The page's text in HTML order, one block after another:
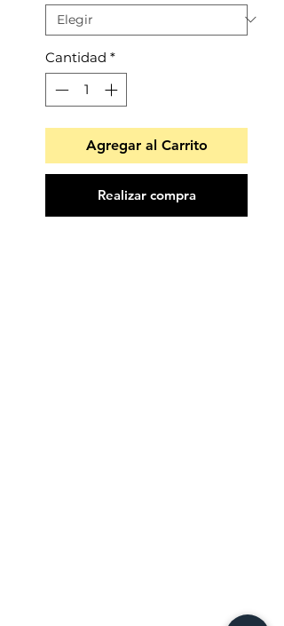
Cantidad *
Agregar al Carrito
Realizar compra